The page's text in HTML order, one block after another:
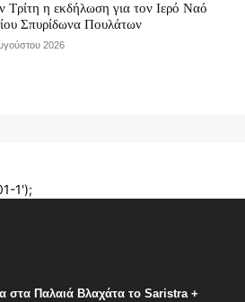
στα Παλαιά Βλαχάτα το Saristra +